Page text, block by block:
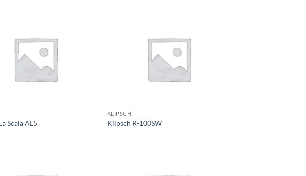
Scala AL5
KLIPSCH
Klipsch R-100SW